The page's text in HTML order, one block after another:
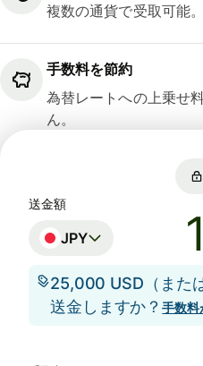
複数の通貨で受取可能
手数料を節約
為替レートへの上乗せ
ん。
送金額
JPY
25,000 USD（また
送金しますか？手数料